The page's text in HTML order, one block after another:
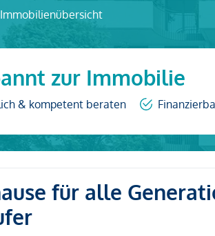
zur Immobilie
& kompetent beraten
für alle